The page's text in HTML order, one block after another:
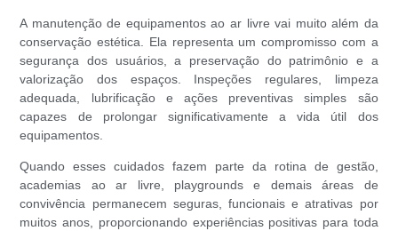
A manutenção de equipamentos ao ar livre vai muito além da
conservação estética. Ela representa um compromisso com a
segurança dos usuários, a preservação do patrimônio e a
valorização dos espaços. Inspeções regulares, limpeza
adequada, lubrificação e ações preventivas simples são
capazes de prolongar significativamente a vida útil dos
equipamentos.
Quando esses cuidados fazem parte da rotina de gestão,
academias ao ar livre, playgrounds e demais áreas de
convivência permanecem seguras, funcionais e atrativas por
muitos anos, proporcionando experiências positivas para toda